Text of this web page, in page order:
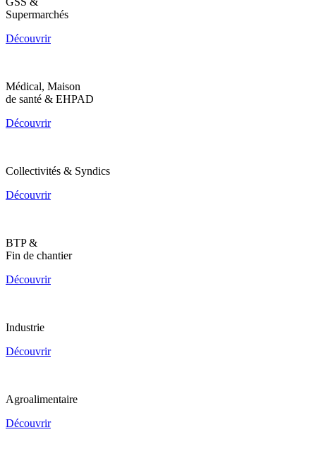
Supermarchés
Découvrir
Médical, Maison
de santé & EHPAD
Découvrir
Collectivités & Syndics
Découvrir
BTP &
Fin de chantier
Découvrir
Industrie
Découvrir
Agroalimentaire
Découvrir